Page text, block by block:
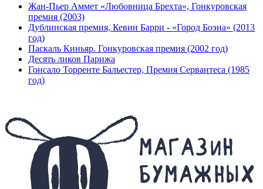
Жан-Пьер Аммет «Любовница Брехта», Гонкуровская
премия (2003)
Дублинская премия, Кевин Барри - «Город Боэна» (2013
год)
Паскаль Киньяр. Гонкуровская премия (2002 год)
Десять ликов Парижа
Гонсало Торренте Бальестер, Премия Сервантеса (1985
год)